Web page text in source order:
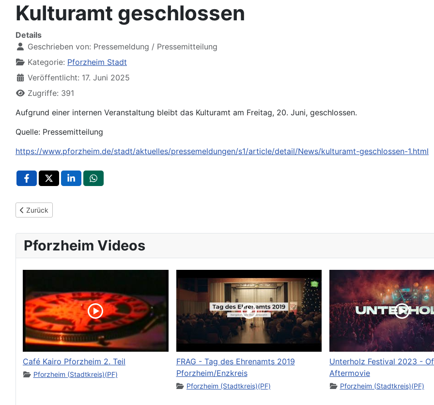
Kulturamt geschlossen
Details
Geschrieben von: Pressemeldung / Pressemitteilung
Kategorie: Pforzheim Stadt
Veröffentlicht: 17. Juni 2025
Zugriffe: 391
Aufgrund einer internen Veranstaltung bleibt das Kulturamt am Freitag, 20. Juni, geschlossen.
Quelle: Pressemitteilung
https://www.pforzheim.de/stadt/aktuelles/pressemeldungen/s1/article/detail/News/kulturamt-geschlossen-1.html
Vorheriger Beitrag: Städtepartnerschaftskongress stärkt deutsch-französische Freundschaft: Pforzheim und Saint-Maur im
Zurück
Pforzheim Videos
Café Kairo Pforzheim 2. Teil
Pforzheim (Stadtkreis)(PF)
FRAG - Tag des Ehrenamts 2019
Pforzheim/Enzkreis
Pforzheim (Stadtkreis)(PF)
Unterholz Festival 2023 -
Aftermovie
Pforzheim (Stadtkreis)(PF)